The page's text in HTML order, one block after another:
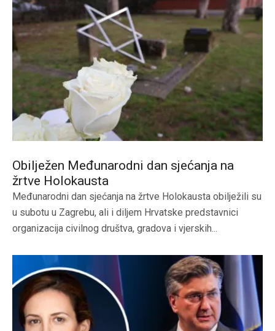
Obilježen Međunarodni dan sjećanja na
žrtve Holokausta
Međunarodni dan sjećanja na žrtve Holokausta obilježili su
u subotu u Zagrebu, ali i diljem Hrvatske predstavnici
organizacija civilnog društva, gradova i vjerskih...